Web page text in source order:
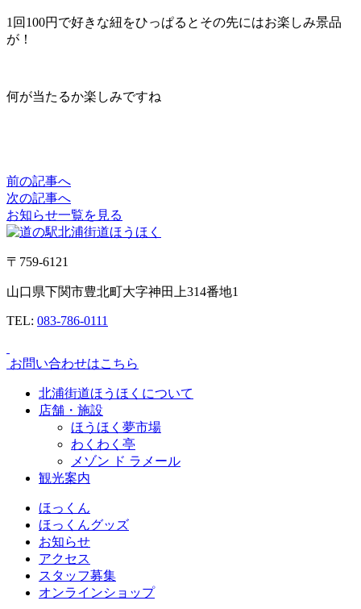
1回100円で好きな紐をひっぱるとその先にはお楽しみ景品
が！
何が当たるか楽しみですね
前の記事へ
次の記事へ
お知らせ一覧を見る
〒759-6121
山口県下関市豊北町大字神田上314番地1
TEL: 083-786-0111
お問い合わせはこちら
北浦街道ほうほくについて
店舗・施設
ほうほく夢市場
わくわく亭
メゾン ド ラメール
観光案内
ほっくん
ほっくんグッズ
お知らせ
アクセス
スタッフ募集
オンラインショップ